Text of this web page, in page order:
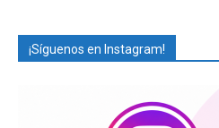
¡Síguenos en Instagram!